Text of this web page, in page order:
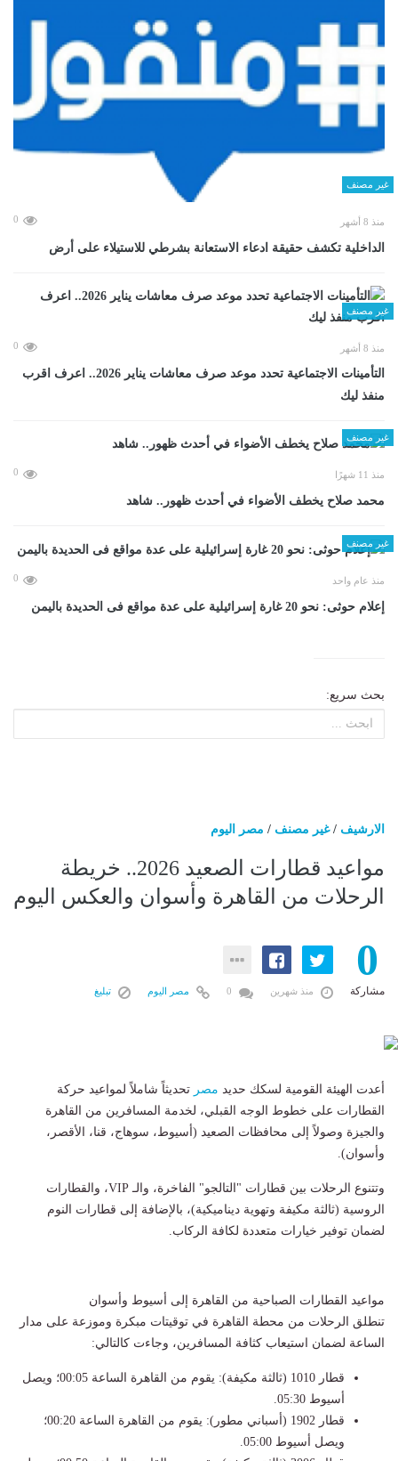
غير مصنف
منذ 8 أشهر 0
الداخلية تكشف حقيقة ادعاء الاستعانة بشرطي للاستيلاء على أرض
غير مصنف
منذ 8 أشهر 0
التأمينات الاجتماعية تحدد موعد صرف معاشات يناير 2026.. اعرف اقرب
منفذ ليك
غير مصنف
منذ 11 شهرًا 0
محمد صلاح يخطف الأضواء في أحدث ظهور.. شاهد
غير مصنف
منذ عام واحد 0
إعلام حوثى: نحو 20 غارة إسرائيلية على عدة مواقع فى الحديدة باليمن
بحث سريع:
الارشيف /غير مصنف / مصر اليوم
مواعيد قطارات الصعيد 2026.. خريطة
الرحلات من القاهرة وأسوان والعكس اليوم
0
مشاركة منذ شهرين مصر اليوم تبليغ
​أعدت الهيئة القومية لسكك حديد مصر تحديثاً شاملاً لمواعيد حركة
القطارات على خطوط الوجه القبلي، لخدمة المسافرين من القاهرة
والجيزة وصولاً إلى محافظات الصعيد (أسيوط، سوهاج، قنا، الأقصر،
وأسوان).
وتتنوع الرحلات بين قطارات "التالجو" الفاخرة، والـ VIP، والقطارات
الروسية (ثالثة مكيفة وتهوية ديناميكية)، بالإضافة إلى قطارات النوم
لضمان توفير خيارات متعددة لكافة الركاب.
​مواعيد القطارات الصباحية من القاهرة إلى أسيوط وأسوان
​تنطلق الرحلات من محطة القاهرة في توقيتات مبكرة وموزعة على مدار
الساعة لضمان استيعاب كثافة المسافرين، وجاءت كالتالي:
​قطار 1010 (ثالثة مكيفة): يقوم من القاهرة الساعة 00:05؛ ويصل
أسيوط 05:30.
​قطار 1902 (أسباني مطور): يقوم من القاهرة الساعة 00:20؛
ويصل أسيوط 05:00.